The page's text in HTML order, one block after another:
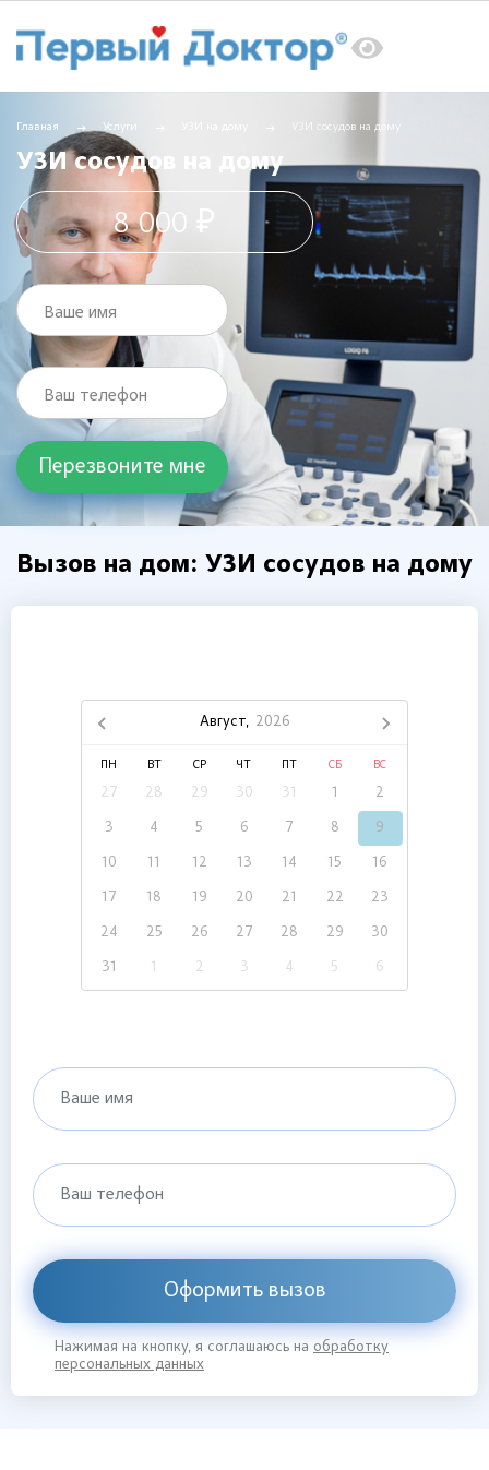
Главная Услуги УЗИ сосудов на дому
УЗИ сосудов на дому
8 000 ₽
Ваше имя
Ваш телефон
Вызов на дом: УЗИ сосудов на дому
Август, 2026
ПН ВТ СР ЧТ СБ ВС
27 28 29 30 31 1 2
3 4 5 6 7 8 9
10 11 12 13 14 15 16
17 18 19 20 21 22 23
24 25 26 27 28 29 30
31 1 2 3 4 5 6
Ваше имя
Ваш телефон
Оформить вызов
Нажимая на кнопку, я соглашаюсь на обработку
персональных данных